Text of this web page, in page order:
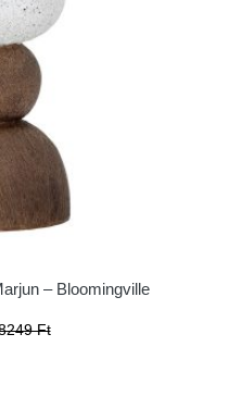
– Bloomingville
Ft